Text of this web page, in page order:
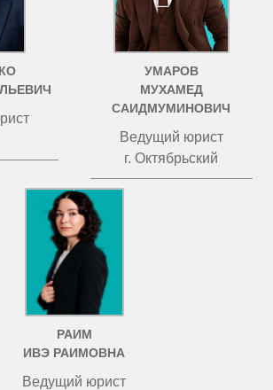
УМАРОВ
МУХАМЕД
САИДМУМИНОВИЧ
Ведущий юрист
г. Октябрьский
РАИМ
ИВЭ РАИМОВНА
Ведущий юрист